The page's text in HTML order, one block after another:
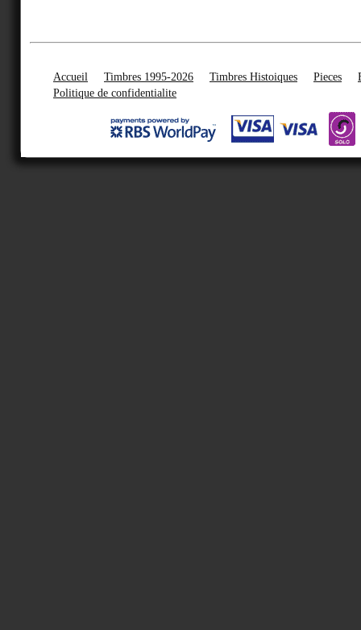
Accueil Timbres 1995-2026 Timbres Histoiques Pieces
Politique de confidentialite